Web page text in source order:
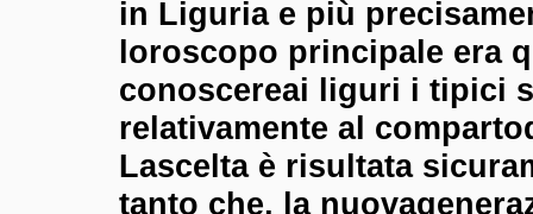
in Liguria e più
loroscopo principale era
conoscereai liguri i tipici
relativamente al
Lascelta è risultata
tanto che, la